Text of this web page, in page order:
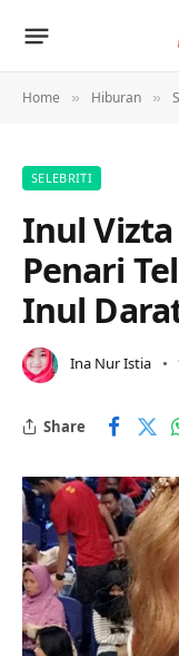
Home » Hiburan »
SELEBRITI
Inul Vizta
Penari
Inul
Ina Nur Istia
Share